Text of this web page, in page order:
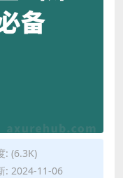
: (6.3K)
: 2024-11-06